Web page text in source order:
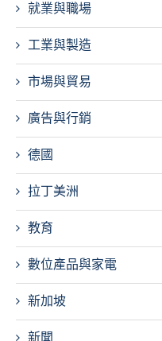
就業與職場
工業與製造
市場與貿易
廣告與行銷
德國
拉丁美洲
教育
數位產品與家電
新加坡
新聞